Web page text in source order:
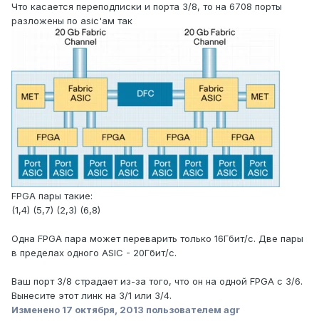
Что касается переподписки и порта 3/8, то на 6708 порты
разложены по asic'ам так
FPGA пары такие:
(1,4) (5,7) (2,3) (6,8)
Одна FPGA пара может переварить только 16Гбит/с. Две пары
в пределах одного ASIC - 20Гбит/с.
Ваш порт 3/8 страдает из-за того, что он на одной FPGA с 3/6.
Вынесите этот линк на 3/1 или 3/4.
Изменено 17 октября, 2013 пользователем agr